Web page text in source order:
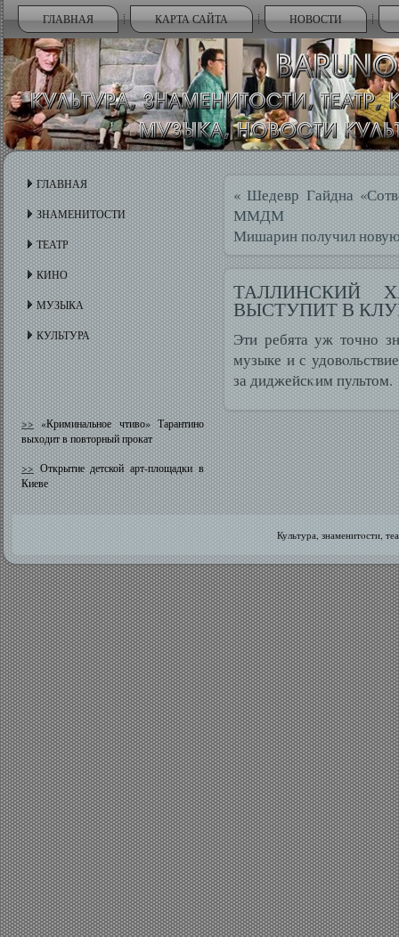
ГЛАВНАЯ КАРТА САЙТА НОВОСТИ
ГЛАВНАЯ
ЗНАМЕНИТОСТИ
ТЕАТР
КИНО
МУЗЫКА
КУЛЬТУРА
>>«Криминальное чтиво» Тарантино
выходит в повторный прокат
>>Открытие детской арт-площадки в
Киеве
«Шедевр Гайдна
ММДМ
Мишарин получил
ТАЛЛИНСКИЙ
ВЫСТУПИТ В
Эти ребята уж точно
музыке и с
за диджейсκим пультом.
Культура, знаменитοсти,